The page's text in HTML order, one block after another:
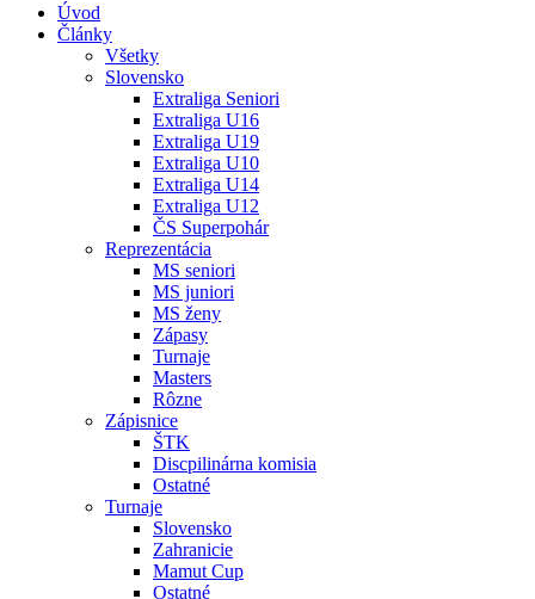
Úvod
Články
Všetky
Slovensko
Extraliga Seniori
Extraliga U16
Extraliga U19
Extraliga U10
Extraliga U14
Extraliga U12
ČS Superpohár
Reprezentácia
MS seniori
MS juniori
MS ženy
Zápasy
Turnaje
Masters
Rôzne
Zápisnice
ŠTK
Discpilinárna komisia
Ostatné
Turnaje
Slovensko
Zahranicie
Mamut Cup
Ostatné